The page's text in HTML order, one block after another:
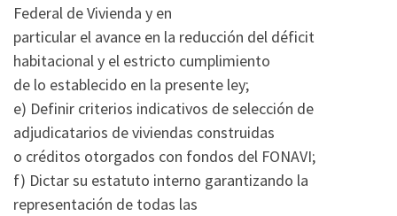
Federal de Vivienda y en
particular el avance en la reducción del déficit
habitacional y el estricto cumplimiento
de lo establecido en la presente ley;
e) Definir criterios indicativos de selección de
adjudicatarios de viviendas construidas
o créditos otorgados con fondos del FONAVI;
f) Dictar su estatuto interno garantizando la
representación de todas las